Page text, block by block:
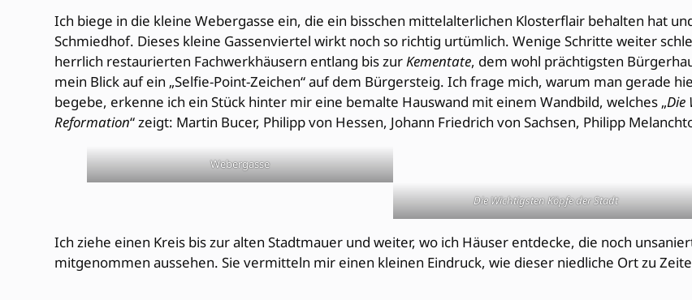
Ich biege in die kleine Webergasse ein, die ein bisschen mittelalterlichen Klosterflair behalten hat
Schmiedhof. Dieses kleine Gassenviertel wirkt noch so richtig urtümlich. Wenige Schritte weiter
herrlich restaurierten Fachwerkhäusern entlang bis zurKementate, dem wohl prächtigsten
mein Blick auf ein „Selfie-Point-Zeichen“ auf dem Bürgersteig. Ich frage mich, warum man gerade
begebe, erkenne ich ein Stück hinter mir eine bemalte Hauswand mit einem Wandbild, welches „Die
Reformation“ zeigt: Martin Bucer, Philipp von Hessen, Johann Friedrich von Sachsen, Philipp
Webergasse
Die Wichtigsten Köpfe der Stadt
Ich ziehe einen Kreis bis zur alten Stadtmauer und weiter, wo ich Häuser entdecke, die noch
mitgenommen aussehen. Sie vermitteln mir einen kleinen Eindruck, wie dieser niedliche Ort zu